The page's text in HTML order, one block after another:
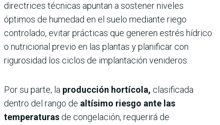
directrices técnicas apuntan a sostener niveles
óptimos de humedad en el suelo mediante riego
controlado, evitar prácticas que generen estrés hídrico
o nutricional previo en las plantas y planificar con
rigurosidad los ciclos de implantación venideros.
Por su parte, la producción hortícola, clasificada
dentro del rango de altísimo riesgo ante las
temperaturas de congelación, requerirá de